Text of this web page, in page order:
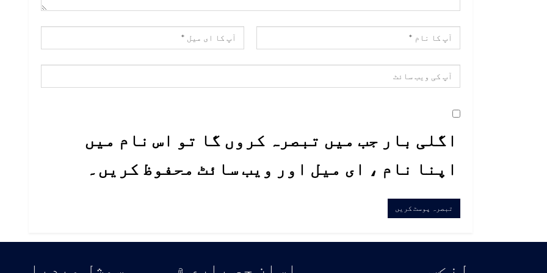
اگلی بار جب میں تبصرہ کروں گا تو اس نام میں
اپنا نام ، ای میل اور ویب سائٹ محفوظ کریں۔
لنڪس اسان جي باري ۾ سوشل ميڊيا